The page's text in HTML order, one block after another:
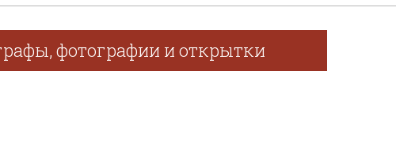
фотографии и открытки